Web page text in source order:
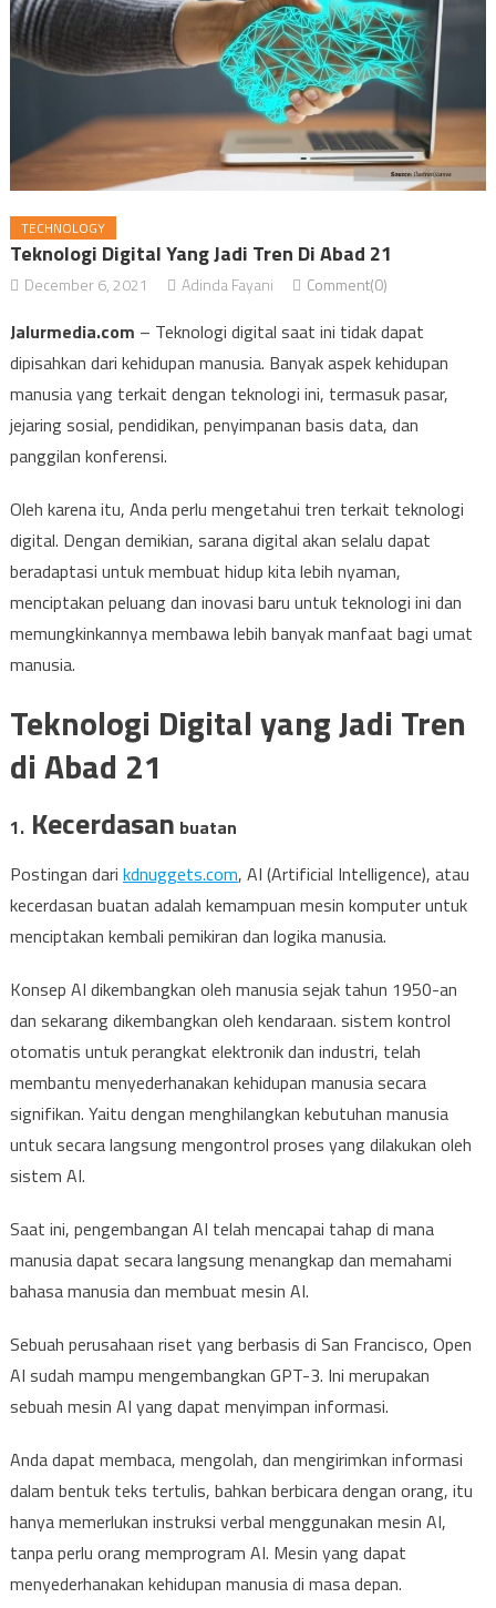
TECHNOLOGY
Teknologi Digital Yang Jadi Tren Di Abad 21
December 6, 2021 Adinda Fayani Comment(0)
Jalurmedia.com – Teknologi digital saat ini tidak dapat
dipisahkan dari kehidupan manusia. Banyak aspek kehidupan
manusia yang terkait dengan teknologi ini, termasuk pasar,
jejaring sosial, pendidikan, penyimpanan basis data, dan
panggilan konferensi.
Oleh karena itu, Anda perlu mengetahui tren terkait teknologi
digital. Dengan demikian, sarana digital akan selalu dapat
beradaptasi untuk membuat hidup kita lebih nyaman,
menciptakan peluang dan inovasi baru untuk teknologi ini dan
memungkinkannya membawa lebih banyak manfaat bagi umat ​​
manusia.
Teknologi Digital yang Jadi Tren
di Abad 21
1.Kecerdasan buatan
Postingan dari kdnuggets.com, AI (Artificial Intelligence), atau
kecerdasan buatan adalah kemampuan mesin komputer untuk
menciptakan kembali pemikiran dan logika manusia.
Konsep AI dikembangkan oleh manusia sejak tahun 1950-an
dan sekarang dikembangkan oleh kendaraan. sistem kontrol
otomatis untuk perangkat elektronik dan industri, telah
membantu menyederhanakan kehidupan manusia secara
signifikan. Yaitu dengan menghilangkan kebutuhan manusia
untuk secara langsung mengontrol proses yang dilakukan oleh
sistem AI.
Saat ini, pengembangan AI telah mencapai tahap di mana
manusia dapat secara langsung menangkap dan memahami
bahasa manusia dan membuat mesin AI.
Sebuah perusahaan riset yang berbasis di San Francisco, Open
AI sudah mampu mengembangkan GPT-3. Ini merupakan
sebuah mesin AI yang dapat menyimpan informasi.
Anda dapat membaca, mengolah, dan mengirimkan informasi
dalam bentuk teks tertulis, bahkan berbicara dengan orang, itu
hanya memerlukan instruksi verbal menggunakan mesin AI,
tanpa perlu orang memprogram AI. Mesin yang dapat
menyederhanakan kehidupan manusia di masa depan.